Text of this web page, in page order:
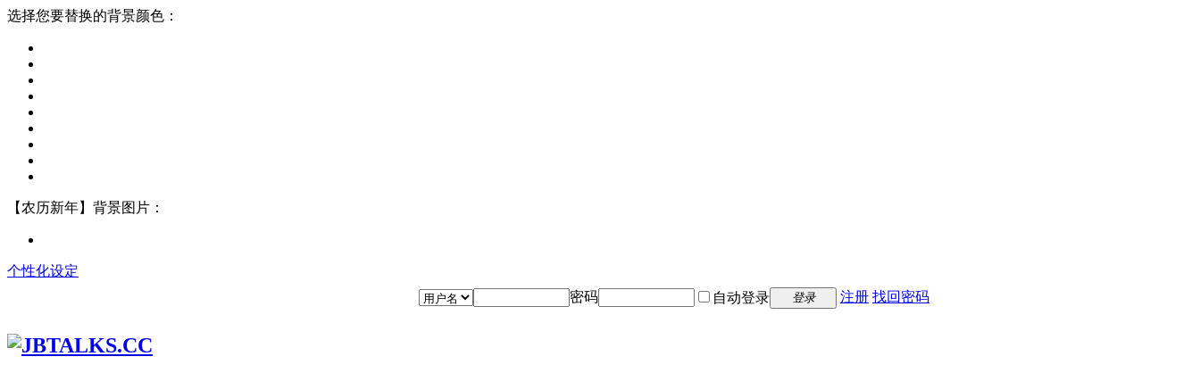
选择您要替换的背景颜色：
【农历新年】背景图片：
个性化设定
密码
自动登录 登录 注册 找回密码